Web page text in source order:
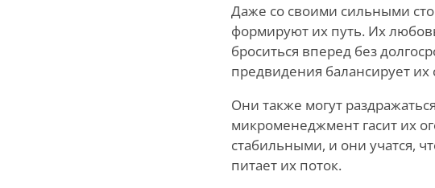
Даже со своими сильными
формируют их путь. Их
броситься вперед без
предвидения балансирует
Они также могут
микроменеджмент гасит их
стабильными, и они учатся,
питает их поток.